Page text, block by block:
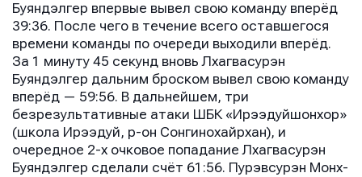
Буяндэлгер впервые вывел свою команду вперёд
39:36. После чего в течение всего оставшегося
времени команды по очереди выходили вперёд.
За 1 минуту 45 секунд вновь Лхагвасурэн
Буяндэлгер дальним броском вывел свою команду
вперёд — 59:56. В дальнейшем, три
безрезультативные атаки ШБК «Ирээдуйшонхор»
(школа Ирээдуй, р-он Сонгинохайрхан), и
очередное 2-х очковое попадание Лхагвасурэн
Буяндэлгер сделали счёт 61:56. Пурэвсурэн Монх-
Сообщение
Сообщение
Сообщение